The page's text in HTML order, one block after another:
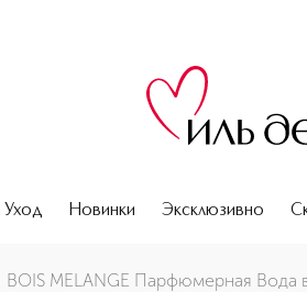
Уход Новинки Эксклюзивно
BOIS MELANGE Парфюмерная